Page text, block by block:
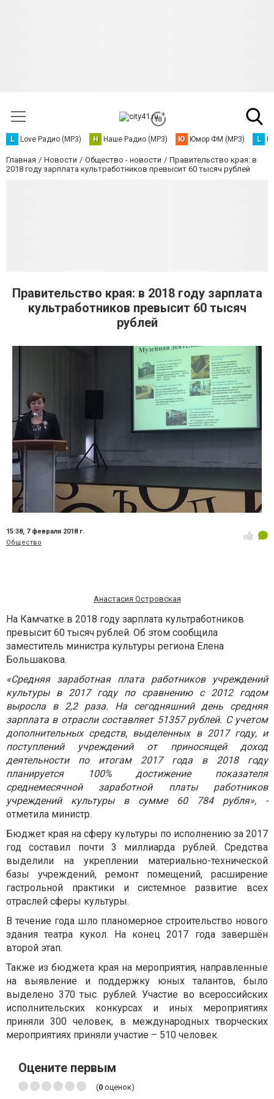
L Love Радио (MP3) Н Наше Радио (MP3) Ю Юмор ФМ (MP3) L
Главная Новости Общество - новости
Правительство края: в
2018 году зарплата культработников превысит 60 тысяч рублей
Правительство края: в 2018 году зарплата
культработников превысит 60 тысяч
рублей
15:38, 7 февраля 2018 г.
Общество
Анастасия Островская
На Камчатке в 2018 году зарплата культработников
превысит 60 тысяч рублей. Об этом сообщила
заместитель министра культуры региона Елена
Большакова.
«Средняя заработная плата работников учреждений
культуры в 2017 году по сравнению с 2012 годом
выросла в 2,2 раза. На сегодняшний день средняя
зарплата в отрасли составляет 51357 рублей. С учетом
дополнительных средств, выделенных в 2017 году, и
поступлений учреждений от приносящей доход
деятельности по итогам 2017 года в 2018 году
планируется 100% достижение показателя
среднемесячной заработной платы работников
учреждений культуры в сумме 60 784 рубля», -
отметила министр.
Бюджет края на сферу культуры по исполнению за 2017
год составил почти 3 миллиарда рублей. Средства
выделили на укреплении материально-технической
базы учреждений, ремонт помещений, расширение
гастрольной практики и системное развитие всех
отраслей сферы культуры.
В течение года шло планомерное строительство нового
здания театра кукол. На конец 2017 года завершён
второй этап.
Также из бюджета края на мероприятия, направленные
на выявление и поддержку юных талантов, было
выделено 370 тыс. рублей. Участие во всероссийских
исполнительских конкурсах и иных мероприятиях
приняли 300 человек, в международных творческих
мероприятиях приняли участие – 510 человек.
Оцените первым
(0 оценок)